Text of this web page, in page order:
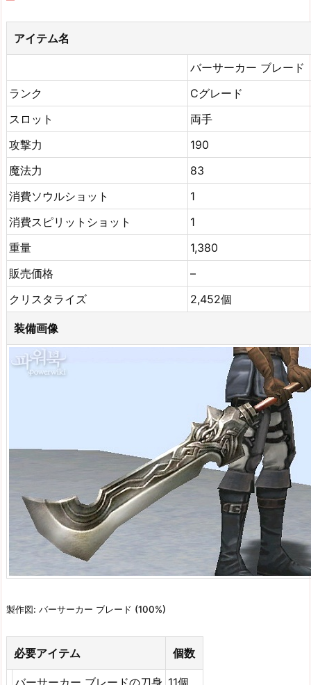
アイテム名
バーサーカー ブレード
ランク
Cグレード
スロット
両手
攻撃力
190
魔法力
83
消費ソウルショット
1
消費スピリットショット
1
重量
1,380
販売価格
–
クリスタライズ
2,452個
装備画像
製作図: バーサーカー ブレード (100%)
必要アイテム 個数
バーサーカー ブレードの刀身 11個